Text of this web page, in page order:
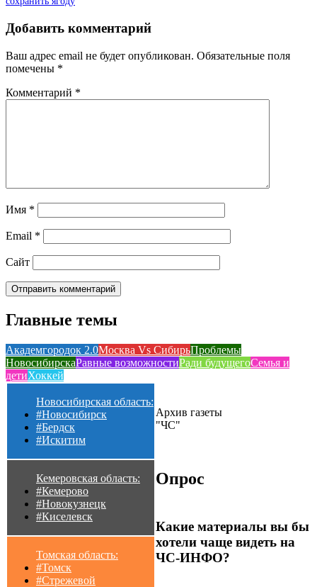
Добавить комментарий
Ваш адрес email не будет опубликован. Обязательные поля
помечены *
Комментарий *
Имя *
Email *
Сайт
Главные темы
Академгородок 2.0Москва Vs СибирьПроблемы
НовосибирскаРавные возможностиРади будущегоСемья и
детиХоккей
Новосибирская область:
#Новосибирск
#Бердск
#Искитим
Кемеровская область:
#Кемерово
#Новокузнецк
#Киселевск
Томская область:
#Томск
#Стрежевой
Архив газеты
"ЧС"
Опрос
Какие материалы вы бы
хотели чаще видеть на
ЧС-ИНФО?